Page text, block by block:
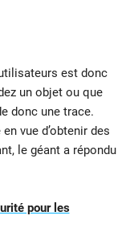
est donc
un objet ou que
donc une trace.
vue d’obtenir des
le géant a répondu
pour les